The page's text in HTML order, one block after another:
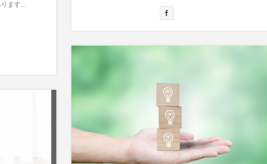
ます...